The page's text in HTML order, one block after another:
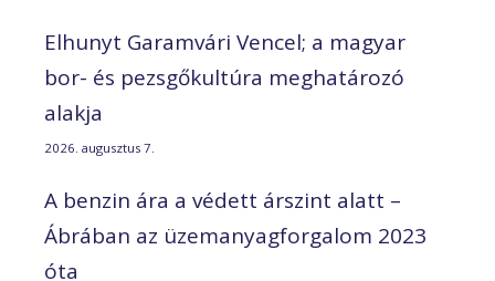
Elhunyt Garamvári Vencel; a magyar
bor- és pezsgőkultúra meghatározó
alakja
2026. augusztus 7.
A benzin ára a védett árszint alatt –
Ábrában az üzemanyagforgalom 2023
óta